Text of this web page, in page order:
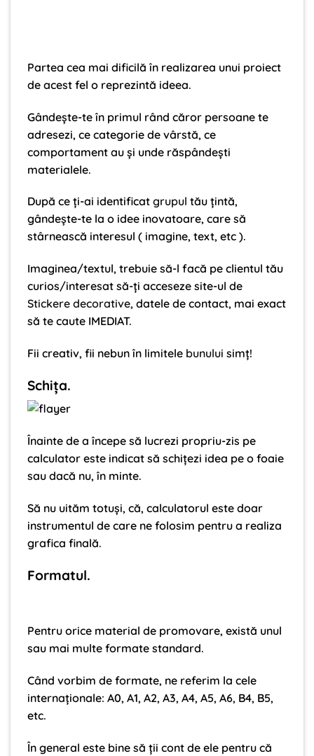
Partea cea mai dificilă în realizarea unui proiect
de acest fel o reprezintă ideea.
Gândește-te în primul rând căror persoane te
adresezi, ce categorie de vârstă, ce
comportament au și unde răspândești
materialele.
După ce ți-ai identificat grupul tău țintă,
gândește-te la o idee inovatoare, care să
stârnească interesul ( imagine, text, etc ).
Imaginea/textul, trebuie să-l facă pe clientul tău
curios/interesat să-ți acceseze site-ul de
Stickere decorative, datele de contact, mai exact
să te caute IMEDIAT.
Fii creativ, fii nebun în limitele bunului simț!
Schița.
Înainte de a începe să lucrezi propriu-zis pe
calculator este indicat să schițezi idea pe o foaie
sau dacă nu, în minte.
Să nu uităm totuși, că, calculatorul este doar
instrumentul de care ne folosim pentru a realiza
grafica finală.
Formatul.
Pentru orice material de promovare, există unul
sau mai multe formate standard.
Când vorbim de formate, ne referim la cele
internaționale: A0, A1, A2, A3, A4, A5, A6, B4, B5,
etc.
În general este bine să ții cont de ele pentru că